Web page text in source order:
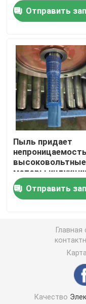
Спросите цитату
Электрические
Трехфазные
Средний мотор
Электрические
Электрический
Отправить
Пыль придает
непроницаемость
высоковольтные
моторы
Отправить
Главная
Качество